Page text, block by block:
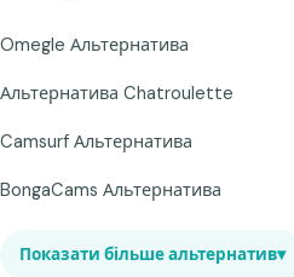
Omegle Альтернатива
Альтернатива Chatroulette
Camsurf Альтернатива
BongaCams Альтернатива
Показати більше альтернатив▾